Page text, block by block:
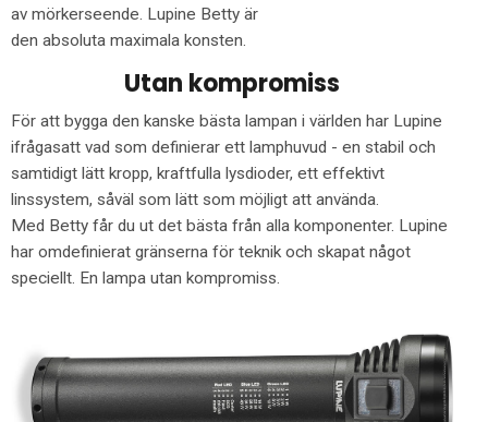
av mörkerseende. Lupine Betty är
den absoluta maximala konsten.
Utan kompromiss
För att bygga den kanske bästa lampan i världen har Lupine
ifrågasatt vad som definierar ett lamphuvud - en stabil och
samtidigt lätt kropp, kraftfulla lysdioder, ett effektivt
linssystem, såväl som lätt som möjligt att använda.
Med Betty får du ut det bästa från alla komponenter. Lupine
har omdefinierat gränserna för teknik och skapat något
speciellt. En lampa utan kompromiss.